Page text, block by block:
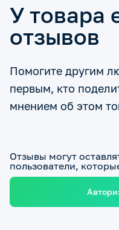
У товара
отзывов
Помогите другим
первым, кто
мнением об этом
Отзывы могут
пользователи,